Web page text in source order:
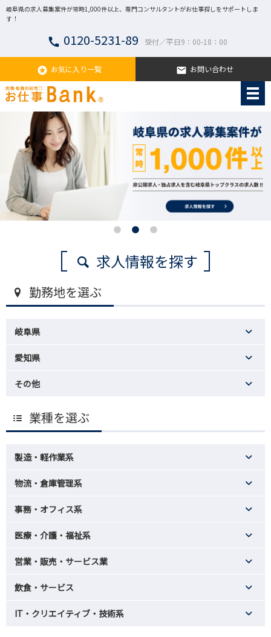
岐阜県の求人募集案件が常時1,000件以上、専門コンサルタントがお仕事探しをサポートしま
す！
call 0120-5231-89 受付／平日9：00-18：00
stars お気に入り一覧 email お問い合わせ
求人情報を探す
勤務地を選ぶ
岐阜県
愛知県
その他
業種を選ぶ
製造・軽作業系
物流・倉庫管理系
事務・オフィス系
医療・介護・福祉系
営業・販売・サービス業
飲食・サービス
IT・クリエイティブ・技術系